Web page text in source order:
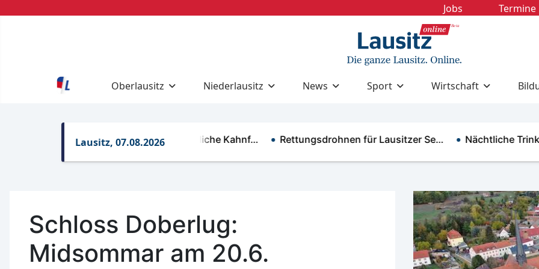
Jobs Termine
Oberlausitz Niederlausitz News Sport Wirtschaft
Lausitz, 07.08.2026
Regelungen für gewerbliche Kahnf… Rettungsdrohnen für Lausitzer Se… Nächtliche
Schloss Doberlug:
Midsommar am 20.6.